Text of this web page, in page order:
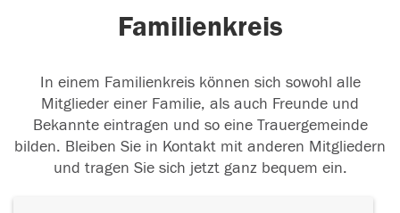
Familienkreis
In einem Familienkreis können sich sowohl alle
Mitglieder einer Familie, als auch Freunde und
Bekannte eintragen und so eine Trauergemeinde
bilden. Bleiben Sie in Kontakt mit anderen Mitgliedern
und tragen Sie sich jetzt ganz bequem ein.